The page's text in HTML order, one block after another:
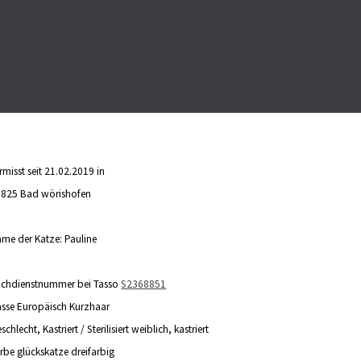
seit 21.02.2019 in
Bad wörishofen
der Katze: Pauline
bei TassoS2368851
Europäisch Kurzhaar
Kastriert / Sterilisiert weiblich, kastriert
glückskatze dreifarbig